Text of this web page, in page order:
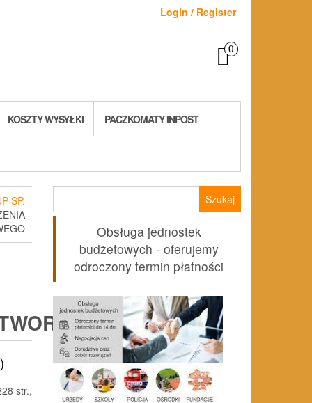
Login / Register
0
KOSZTY WYSYŁKI PACZKOMATY INPOST
SP.
str.,
Obsługa jednostek
budżetowych - oferujemy
odroczony termin płatności